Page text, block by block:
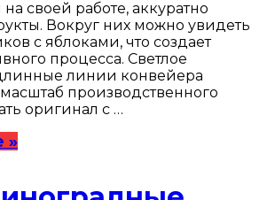
своей работе, аккуратно
Вокруг них можно увидеть
с яблоками, что создает
процесса. Светлое
линии конвейера
производственного
оригинал с …
»